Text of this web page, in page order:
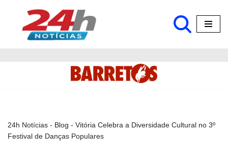
Pular
24h Notícias - Blog - Vitória Celebra a Diversidade Cultural no 3º
Festival de Danças Populares